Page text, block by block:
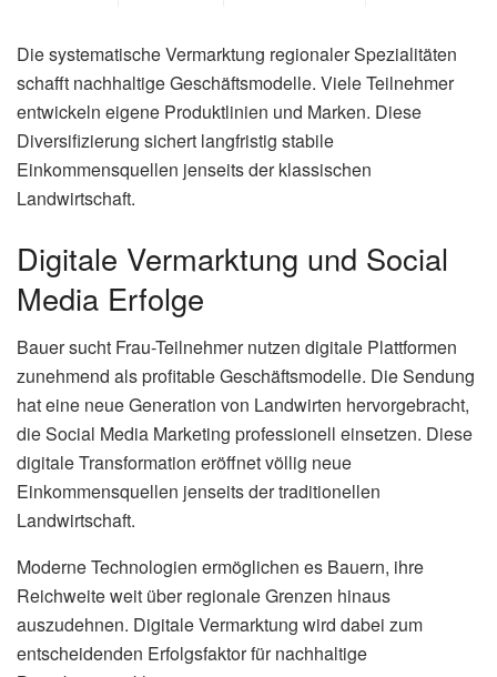
Die systematische Vermarktung regionaler Spezialitäten
schafft nachhaltige Geschäftsmodelle. Viele Teilnehmer
entwickeln eigene Produktlinien und Marken. Diese
Diversifizierung sichert langfristig stabile
Einkommensquellen jenseits der klassischen
Landwirtschaft.
Digitale Vermarktung und Social
Media Erfolge
Bauer sucht Frau-Teilnehmer nutzen digitale Plattformen
zunehmend als profitable Geschäftsmodelle. Die Sendung
hat eine neue Generation von Landwirten hervorgebracht,
die Social Media Marketing professionell einsetzen. Diese
digitale Transformation eröffnet völlig neue
Einkommensquellen jenseits der traditionellen
Landwirtschaft.
Moderne Technologien ermöglichen es Bauern, ihre
Reichweite weit über regionale Grenzen hinaus
auszudehnen. Digitale Vermarktung wird dabei zum
entscheidenden Erfolgsfaktor für nachhaltige